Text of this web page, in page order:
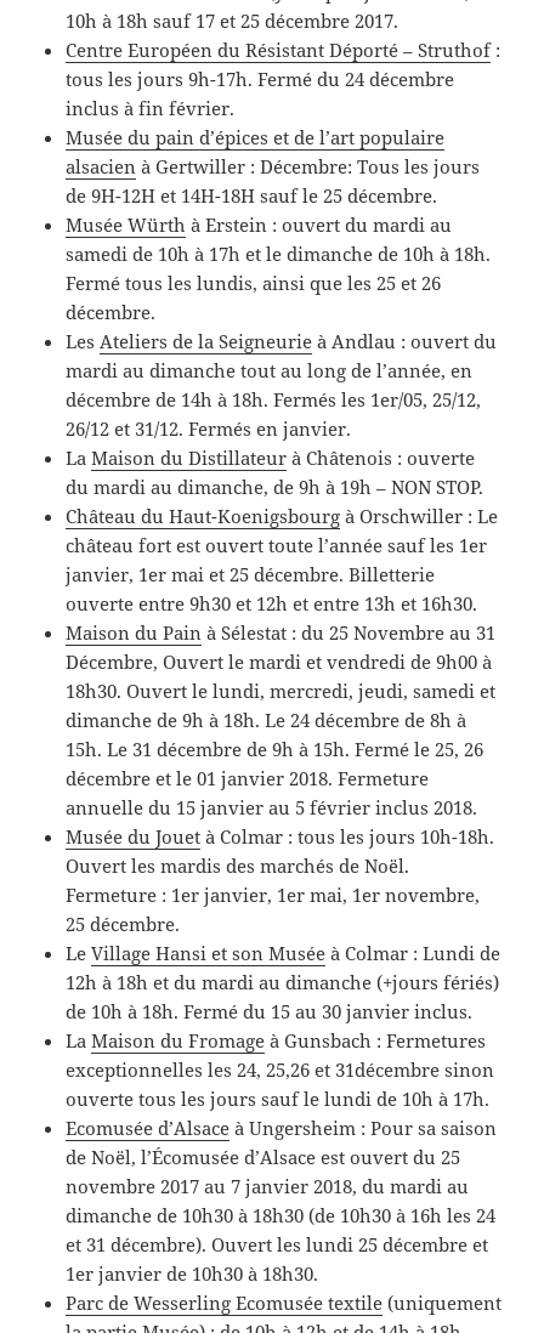
10h à 18h sauf 17 et 25 décembre 2017.
Centre Européen du Résistant Déporté – Struthof:
tous les jours 9h-17h. Fermé du 24 décembre
inclus à fin février.
Musée du pain d’épices et de l’art populaire
alsacien à Gertwiller : Décembre: Tous les jours
de 9H-12H et 14H-18H sauf le 25 décembre.
Musée Würth à Erstein : ouvert du mardi au
samedi de 10h à 17h et le dimanche de 10h à 18h.
Fermé tous les lundis, ainsi que les 25 et 26
décembre.
Les Ateliers de la Seigneurie à Andlau : ouvert du
mardi au dimanche tout au long de l’année, en
décembre de 14h à 18h. Fermés les 1er/05, 25/12,
26/12 et 31/12. Fermés en janvier.
LaMaison du Distillateur à Châtenois : ouverte
du mardi au dimanche, de 9h à 19h – NON STOP.
Château du Haut-Koenigsbourg à Orschwiller : Le
château fort est ouvert toute l’année sauf les 1er
janvier, 1er mai et 25 décembre. Billetterie
ouverte entre 9h30 et 12h et entre 13h et 16h30.
Maison du Pain à Sélestat : du 25 Novembre au 31
Décembre, Ouvert le mardi et vendredi de 9h00 à
18h30. Ouvert le lundi, mercredi, jeudi, samedi et
dimanche de 9h à 18h. Le 24 décembre de 8h à
15h. Le 31 décembre de 9h à 15h. Fermé le 25, 26
décembre et le 01 janvier 2018. Fermeture
annuelle du 15 janvier au 5 février inclus 2018.
Musée du Jouet à Colmar : tous les jours 10h-18h.
Ouvert les mardis des marchés de Noël.
Fermeture : 1er janvier, 1er mai, 1er novembre,
25 décembre.
LeVillage Hansi et son Musée à Colmar : Lundi de
12h à 18h et du mardi au dimanche (+jours fériés)
de 10h à 18h. Fermé du 15 au 30 janvier inclus.
LaMaison du Fromage à Gunsbach : Fermetures
exceptionnelles les 24, 25,26 et 31décembre sinon
ouverte tous les jours sauf le lundi de 10h à 17h.
Ecomusée d’Alsace à Ungersheim : Pour sa saison
de Noël, l’Écomusée d’Alsace est ouvert du 25
novembre 2017 au 7 janvier 2018, du mardi au
dimanche de 10h30 à 18h30 (de 10h30 à 16h les 24
et 31 décembre). Ouvert les lundi 25 décembre et
1er janvier de 10h30 à 18h30.
Parc de Wesserling Ecomusée textile (uniquement